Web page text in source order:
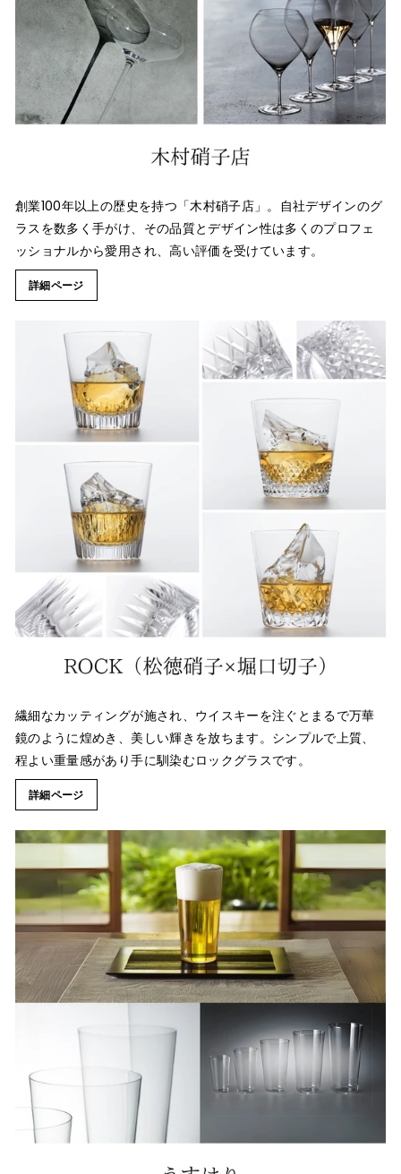
創業100年以上の歴史を持つ「木村硝子店」。自社デザインのグ
ラスを数多く手がけ、その品質とデザイン性は多くのプロフェ
ッショナルから愛用され、高い評価を受けています。
詳細ページ
繊細なカッティングが施され、ウイスキーを注ぐとまるで万華
鏡のように煌めき、美しい輝きを放ちます。シンプルで上質、
程よい重量感があり手に馴染むロックグラスです。
詳細ページ